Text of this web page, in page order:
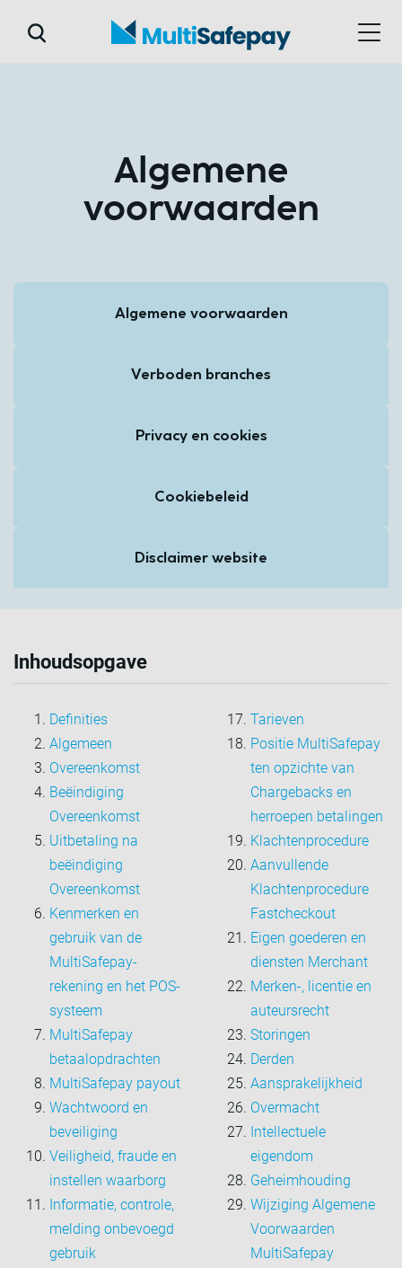
Algemene
voorwaarden
Algemene voorwaarden
Verboden branches
Privacy en cookies
Cookiebeleid
Disclaimer website
Inhoudsopgave
Definities
Algemeen
Overeenkomst
Beëindiging
Overeenkomst
Uitbetaling na
beëindiging
Overeenkomst
Kenmerken en
gebruik van de
MultiSafepay-
rekening en het POS-
systeem
MultiSafepay
betaalopdrachten
MultiSafepay payout
Wachtwoord en
beveiliging
Veiligheid, fraude en
instellen waarborg
Informatie, controle,
melding onbevoegd
gebruik
Tarieven
Positie MultiSafepay
ten opzichte van
Chargebacks en
herroepen betalingen
Klachtenprocedure
Aanvullende
Klachtenprocedure
Fastcheckout
Eigen goederen en
diensten Merchant
Merken-, licentie en
auteursrecht
Storingen
Derden
Aansprakelijkheid
Overmacht
Intellectuele
eigendom
Geheimhouding
Wijziging Algemene
Voorwaarden
MultiSafepay